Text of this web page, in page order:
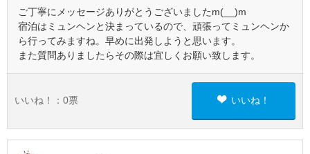
ご丁寧にメッセージありがとうございましたm(__)m
宿泊はミュンヘンと決まっているので、頑張ってミュンヘンか
ら行ってみますね。早めに出発しようと思います。
また質問ありましたらその際は宜しくお願い致します。
いいね！： 0票 いいね！